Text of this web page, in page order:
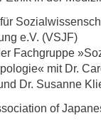
e.V. (VSJF)
Fachgruppe
mit Dr.
Dr. Susanne
of